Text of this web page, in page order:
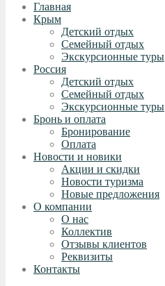
Главная
Крым
Детский отдых
Семейный отдых
Экскурсионные туры
Россия
Детский отдых
Семейный отдых
Экскурсионные туры
Бронь и оплата
Бронирование
Оплата
Новости и новики
Акции и скидки
Новости туризма
Новые предложения
О компании
О нас
Коллектив
Отзывы клиентов
Реквизиты
Контакты